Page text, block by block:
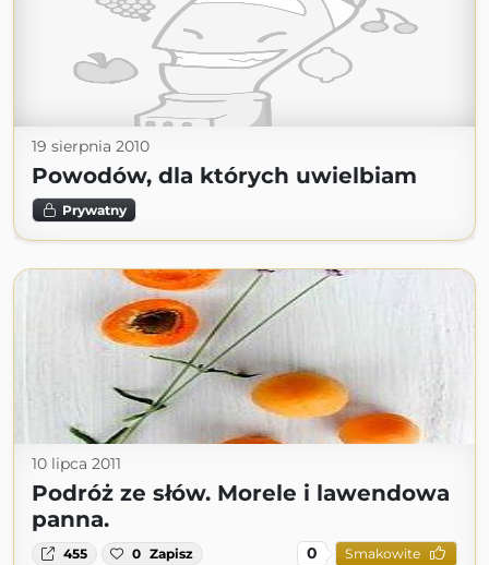
19 sierpnia 2010
Powodów, dla których uwielbiam
Prywatny
10 lipca 2011
Podróż ze słów. Morele i lawendowa
panna.
455 0 Zapisz 0 Smakowite